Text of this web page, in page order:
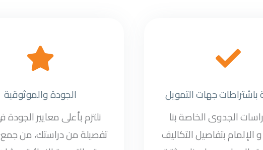
باشتراطات جهات التمويل
الجدوى الخاصة بنا
الإلمام بتفاصيل التكاليف
الجودة والموثوقية
نلتزم بأعلى معايير
تفصيلة من دراستك، من جمع